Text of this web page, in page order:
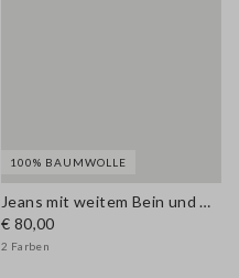
100% BAUMWOLLE
Jeans mit weitem Bein und Aufschlag
€ 80,00
2 Farben